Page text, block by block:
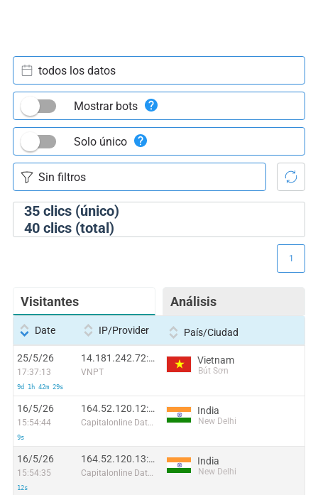
35clics (único)
40clics (total)
todos los datos
Mostrar bots
Solo único
Visitantes Análisis
1
Date IP/Provider País/Ciudad
25/5/26
17:37:13
9d 1h 42m 29s
14.181.242.72:35741
VNPT
Vietnam
Bút Sơn
16/5/26
15:54:44
9s
164.52.120.12:57432
Capitalonline Data Service (HK) Co
India
New Delhi
16/5/26
15:54:35
12s
164.52.120.13:2967
Capitalonline Data Service (HK) Co
India
New Delhi